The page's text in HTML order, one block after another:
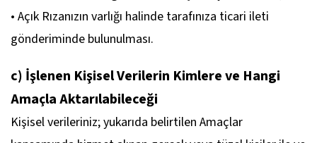
• Açık Rızanızın varlığı halinde tarafınıza ticari ileti
gönderiminde bulunulması.
c) İşlenen Kişisel Verilerin Kimlere ve Hangi
Amaçla Aktarılabileceği
Kişisel verileriniz; yukarıda belirtilen Amaçlar